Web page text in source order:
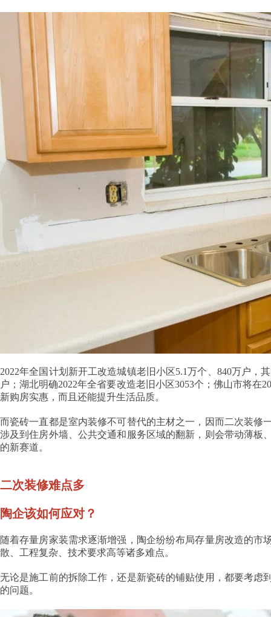
2022年全国计划新开工改造城镇老旧小区5.1万个、840万户，
户；湖北明确2022年全省要改造老旧小区3053个；佛山市将
新购房实惠，而且还能提升生活品质。
而瓷砖一直都是室内装修不可替代的主材之一，因而二次装
涉及到住房外墙、公共交通和服务区域的翻新，则会带动薄
的新赛道。
二次装修难点多
陶企该如何应对？
随着存量房家装需求逐渐增强，陶企纷纷布局存量房改造的
散、工程复杂、技术要求高等诸多难点。
无论是施工前的拆除工作，还是新瓷砖的铺贴使用，都要考
的问题。